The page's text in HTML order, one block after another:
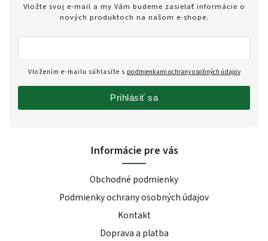
Informácie pre vás
Obchodné podmienky
Podmienky ochrany osobných údajov
Kontakt
Doprava a platba
Vložte svoj e-mail a my Vám budeme zasielať informácie o
nových produktoch na našom e-shope.
Vložením e-mailu súhlasíte s podmienkami ochrany osobných údajov
Prihlásiť sa